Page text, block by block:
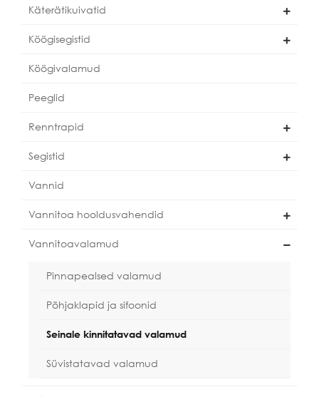
Käterätikuivatid
Köögisegistid
Köögivalamud
Peeglid
Renntrapid
Segistid
Vannid
Vannitoa hooldusvahendid
Vannitoavalamud
Pinnapealsed valamud
Põhjaklapid ja sifoonid
Seinale kinnitatavad valamud
Süvistatavad valamud